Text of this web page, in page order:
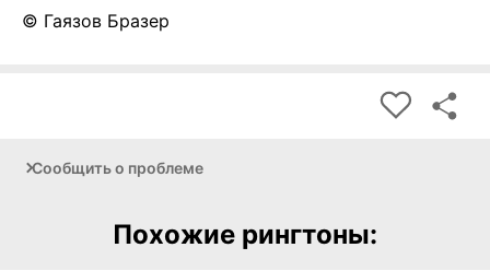
© Гаязов Бразер
Сообщить о проблеме
Похожие рингтоны: